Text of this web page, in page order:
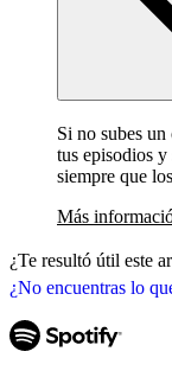
¿No encuentras lo
Si no subes un
tus episodios
siempre que
Más
¿Te resultó útil este